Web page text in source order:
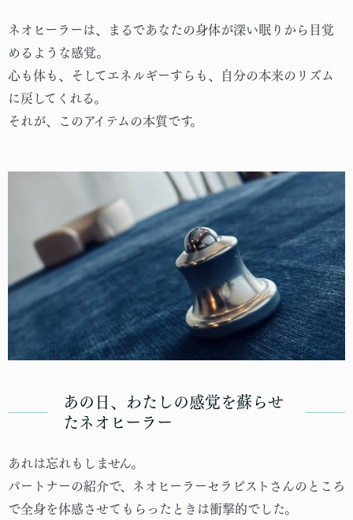
ネオヒーラーは、まるであなたの身体が深い眠りから目覚
めるような感覚。
心も体も、そしてエネルギーすらも、自分の本来のリズム
に戻してくれる。
それが、このアイテムの本質です。
あの日、わたしの感覚を蘇らせ
たネオヒーラー
あれは忘れもしません。
パートナーの紹介で、ネオヒーラーセラピストさんのところ
で全身を体感させてもらったときは衝撃的でした。